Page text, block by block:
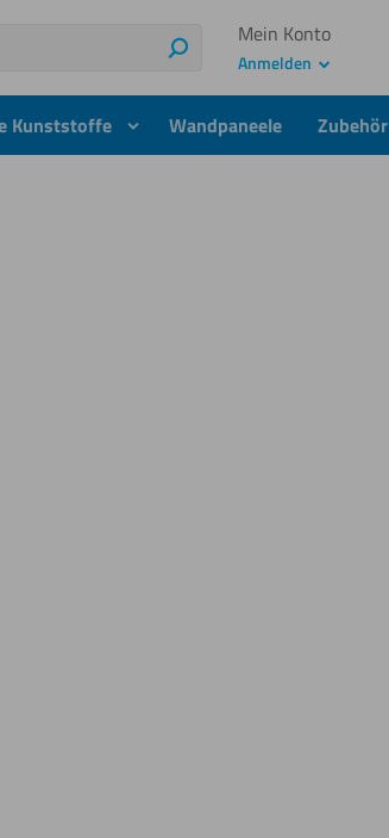
Suchen
Mein Konto
Anmelden
Kunststoffe Wandpaneele Zubehör